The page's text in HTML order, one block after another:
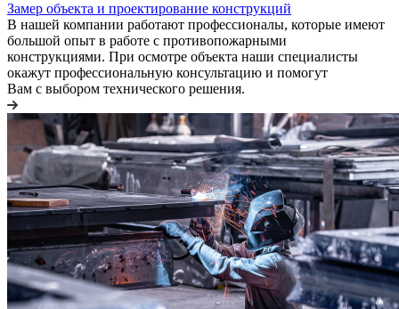
Замер объекта и проектирование конструкций
В нашей компании работают профессионалы, которые имеют
большой опыт в работе с противопожарными
конструкциями. При осмотре объекта наши специалисты
окажут профессиональную консультацию и помогут
Вам с выбором технического решения.